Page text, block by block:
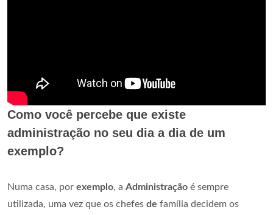
Como você percebe que existe
administração no seu dia a dia de um
exemplo?
Numa casa, por exemplo, a Administração é sempre
utilizada, uma vez que os chefes de família decidem os